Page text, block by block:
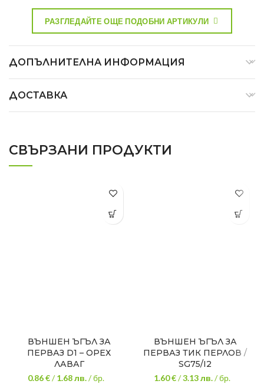
РАЗГЛЕДАЙТЕ ОЩЕ ПОДОБНИ АРТИКУЛИ
ДОПЪЛНИТЕЛНА ИНФОРМАЦИЯ
ДОСТАВКА
СВЪРЗАНИ ПРОДУКТИ
ВЪНШЕН ЪГЪЛ ЗА
ПЕРВАЗ D1 – ОРЕХ
ЛАВАГ
0.86 €/1.68лв./ бр.
ВЪНШЕН ЪГЪЛ ЗА
ПЕРВАЗ ТИК ПЕРЛОВ /
SG75/I2
1.60 €/3.13лв./ бр.